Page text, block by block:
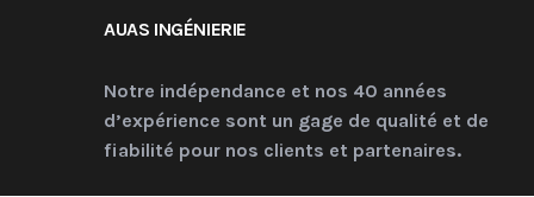
AUAS INGÉNIERIE
Notre indépendance et nos 40 années
d’expérience sont un gage de qualité et de
fiabilité pour nos clients et partenaires.